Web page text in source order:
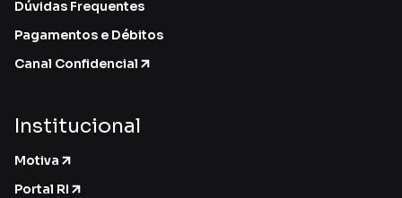
Dúvidas Frequentes
Pagamentos e Débitos
Canal Confidencial
Institucional
Motiva
Portal RI